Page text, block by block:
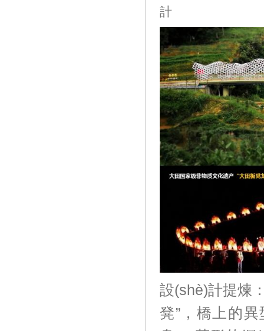
計
設(shè)計提煉
凳”，橋上